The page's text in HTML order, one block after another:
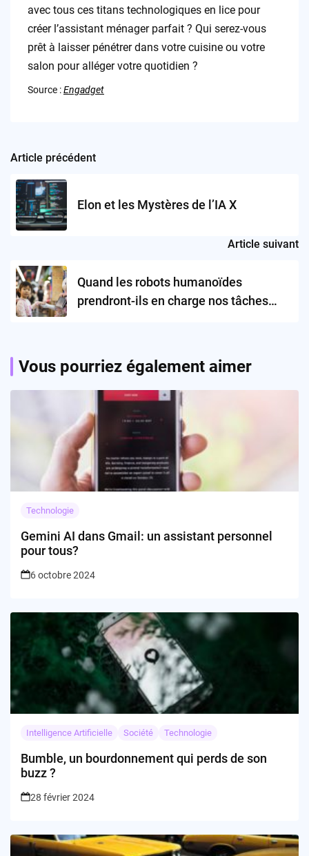
avec tous ces titans technologiques en lice pour
créer l’assistant ménager parfait ? Qui serez-vous
prêt à laisser pénétrer dans votre cuisine ou votre
salon pour alléger votre quotidien ?
Source :Engadget
Post
navigation
Article précédent
Elon et les Mystères de l’IA X
Article suivant
Quand les robots humanoïdes
prendront-ils en charge nos tâches
Vous pourriez également aimer
Technologie
Gemini AI dans Gmail: un assistant personnel
pour tous?
6 octobre 2024
Intelligence Artificielle Société Technologie
Bumble, un bourdonnement qui perds de son
buzz ?
28 février 2024